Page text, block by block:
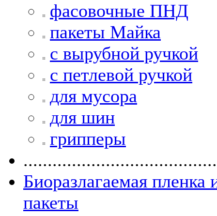
фасовочные ПНД
пакеты Майка
с вырубной ручкой
с петлевой ручкой
для мусора
для шин
грипперы
Биоразлагаемая пленка
пакеты